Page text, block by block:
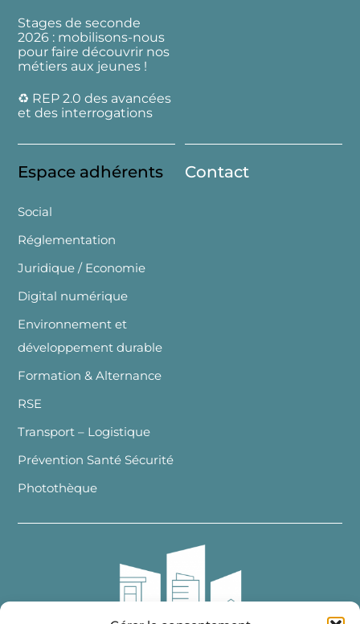
Stages de seconde
2026 : mobilisons-nous
pour faire découvrir nos
métiers aux jeunes !
♻️ REP 2.0 des avancées
et des interrogations
Espace adhérents
Social
Réglementation
Juridique / Economie
Digital numérique
Environnement et
développement durable
Formation & Alternance
RSE
Transport – Logistique
Prévention Santé Sécurité
Photothèque
Contact